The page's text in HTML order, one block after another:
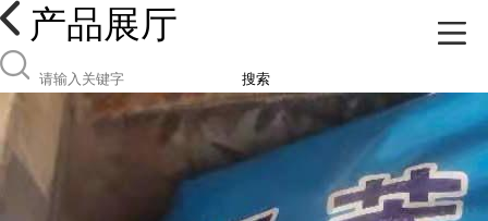
产品展厅
搜索